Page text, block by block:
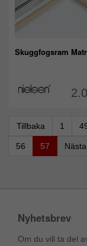
Skuggfogsram
Tillbaka 1
56 57 Nästa
Nyhetsbrev
Om du vill ta del